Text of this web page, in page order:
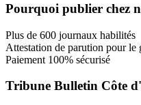
Pourquoi publier chez
Plus de 600 journaux habilités
Attestation de parution pour le
Paiement 100% sécurisé
Tribune Bulletin Côte